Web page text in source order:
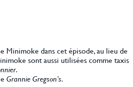
Minimoke dans cet épisode, au lieu de
sont aussi utilisées comme taxis
.
Grannie Gregson’s.